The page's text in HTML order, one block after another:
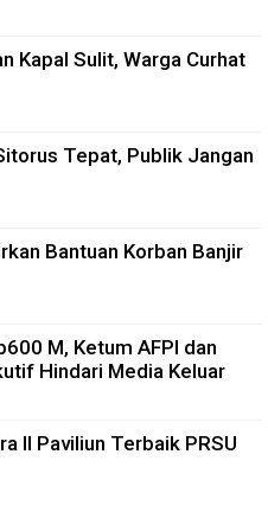
Kapal Sulit, Warga Curhat
Tepat, Publik Jangan
Bantuan Korban Banjir
M, Ketum AFPI dan
Hindari Media Keluar
II Paviliun Terbaik PRSU